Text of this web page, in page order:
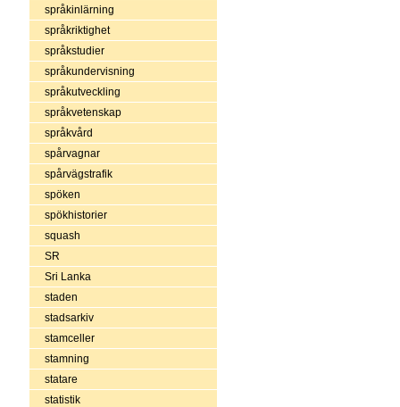
språkinlärning
språkriktighet
språkstudier
språkundervisning
språkutveckling
språkvetenskap
språkvård
spårvagnar
spårvägstrafik
spöken
spökhistorier
squash
SR
Sri Lanka
staden
stadsarkiv
stamceller
stamning
statare
statistik